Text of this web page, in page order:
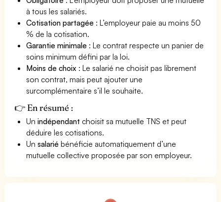
à tous les salariés.
Cotisation partagée : L’employeur paie au moins 50
% de la cotisation.
Garantie minimale : Le contrat respecte un panier de
soins minimum défini par la loi.
Moins de choix : Le salarié ne choisit pas librement
son contrat, mais peut ajouter une
surcomplémentaire s’il le souhaite.
👉 En résumé :
Unindépendant choisit sa mutuelle TNS et peut
déduire les cotisations.
Unsalarié bénéficie automatiquement d’une
mutuelle collective proposée par son employeur.